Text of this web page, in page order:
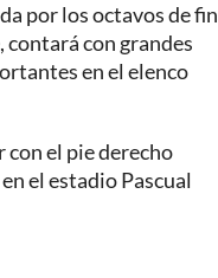
por los octavos de
contará con grandes
en el elenco
con el pie derecho
el estadio Pascual